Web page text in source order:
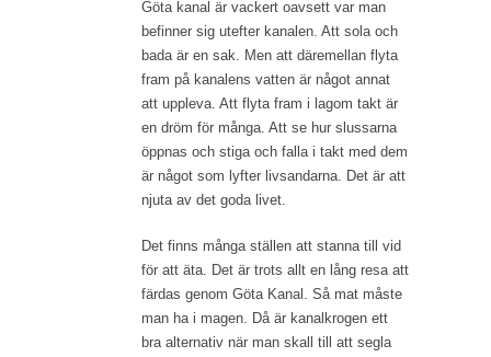
Göta kanal är vackert oavsett var man
befinner sig utefter kanalen. Att sola och
bada är en sak. Men att däremellan flyta
fram på kanalens vatten är något annat
att uppleva. Att flyta fram i lagom takt är
en dröm för många. Att se hur slussarna
öppnas och stiga och falla i takt med dem
är något som lyfter livsandarna. Det är att
njuta av det goda livet.
Det finns många ställen att stanna till vid
för att äta. Det är trots allt en lång resa att
färdas genom Göta Kanal. Så mat måste
man ha i magen. Då är kanalkrogen ett
bra alternativ när man skall till att segla